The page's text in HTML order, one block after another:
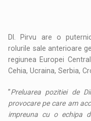
Dl. Pirvu are o
rolurile sale anterioare
regiunea Europei
Cehia, Ucraina, Serbia,
”Preluarea pozitiei de
provocare pe care am
impreuna cu o echipa